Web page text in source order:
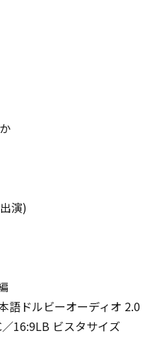
演)
語ドルビーオーディオ 2.0
16:9LB ビスタサイズ